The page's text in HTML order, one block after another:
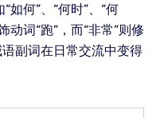
如何”、“何时”、“何
动词“跑”，而“非常”则修
副词在日常交流中变得